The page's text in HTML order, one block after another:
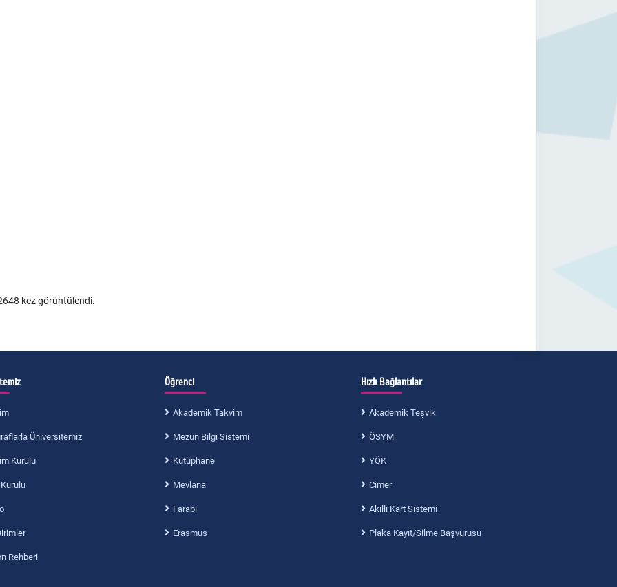
kez görüntülendi.
Üniversitemiz
Kurulu
Rehberi
Öğrenci
Akademik Takvim
Mezun Bilgi Sistemi
Kütüphane
Mevlana
Farabi
Erasmus
Hızlı Bağlantılar
Akademik Teşvik
ÖSYM
YÖK
Cimer
Akıllı Kart Sistemi
Plaka Kayıt/Silme Başvurusu